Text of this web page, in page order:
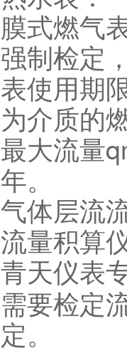
膜式燃气
强制检定
表使用期
为介质的
最大流量
年。
气体层流
流量积算
青天仪表
需要检定
定。